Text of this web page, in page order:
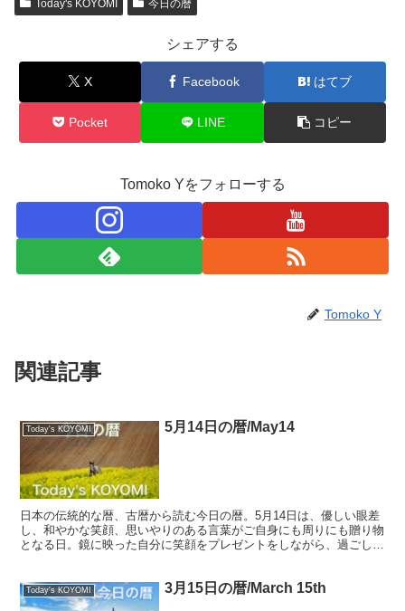
Today's KOYOMI 今日の暦
シェアする
X Facebook はてブ
Pocket LINE コピー
Tomoko Yをフォローする
Tomoko Y
関連記事
Today's KOYOMI 5月14日の暦/May14
日本の伝統的な暦、古暦から読む今日の暦。5月14日は、優しい眼差
し、和やかな笑顔、思いやりのある言葉がご自身にも周りにも贈り物
となる日。鏡に映った自分に笑顔をプレゼントをしながら、過ごした
Today's KOYOMI 3月15日の暦/March 15th